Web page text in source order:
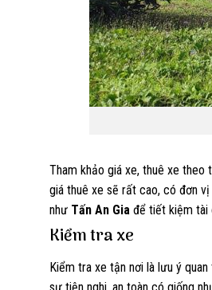
Tham khảo giá xe, thuê xe theo
giá thuê xe sẽ rất cao, có đơn
như Tấn An Gia để tiết kiệm tài
Kiểm tra xe
Kiểm tra xe tận nơi là lưu ý